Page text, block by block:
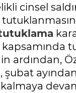
cinsel
kapsamında
ardından,
, şubat